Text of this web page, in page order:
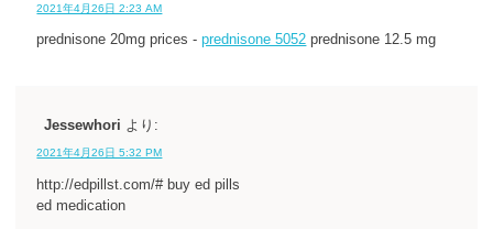
2021年4月26日 2:23 AM
prednisone 20mg prices -prednisone 5052 prednisone 12.5 mg
Jessewhori より:
2021年4月26日 5:32 PM
http://edpillst.com/# buy ed pills
ed medication